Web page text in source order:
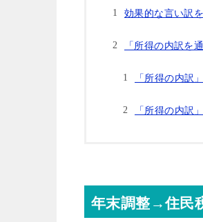
効果的な言い訳
「所得の内訳を
「所得の内訳
「所得の内訳
年末調整→住民